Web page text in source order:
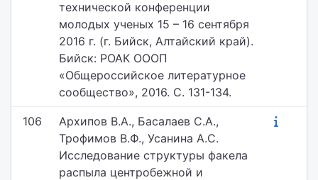
технической конференции
молодых ученых 15 – 16 сентября
2016 г. (г. Бийск, Алтайский край).
Бийск: РОАК ОООП
«Общероссийское литературное
сообщество», 2016. С. 131-134.
106
Архипов В.А., Басалаев С.А.,
Трофимов В.Ф., Усанина А.С.
Исследование структуры факела
распыла центробежной и